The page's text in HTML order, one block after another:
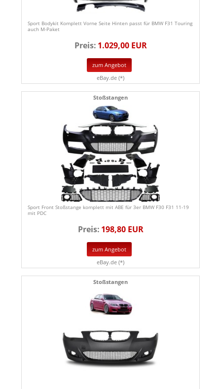
Sport Bodykit Komplett Vorne Seite Hinten passt für BMW F31 Touring
auch M-Paket
Preis: 1.029,00 EUR
zum Angebot
eBay.de (*)
Stoßstangen
Sport Front Stoßstange komplett mit ABE für 3er BMW F30 F31 11-19
mit PDC
Preis: 198,80 EUR
zum Angebot
eBay.de (*)
Stoßstangen